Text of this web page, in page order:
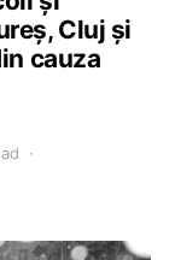
Cluj și
cauza